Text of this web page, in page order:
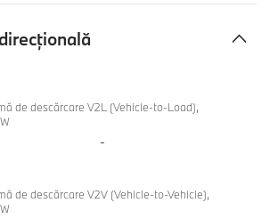
de descărcare V2L (Vehicle-to-Load),
-
de descărcare V2V (Vehicle-to-Vehicle),